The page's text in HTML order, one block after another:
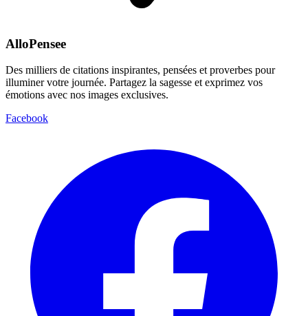
AlloPensee
Des milliers de citations inspirantes, pensées et proverbes pour
illuminer votre journée. Partagez la sagesse et exprimez vos
émotions avec nos images exclusives.
Facebook